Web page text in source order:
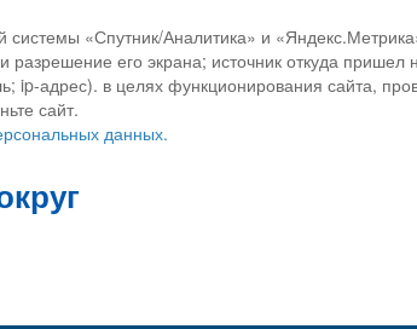
«Спутник/Аналитика» и
его экрана; источник откуда пришел
адрес). в целях функционирования сайта,
сайт.
данных.